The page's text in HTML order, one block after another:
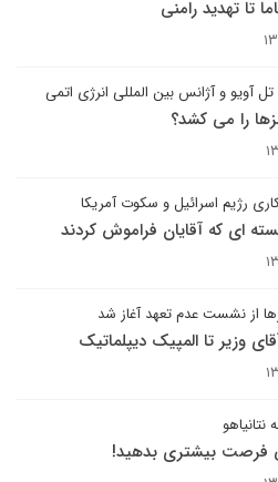
تا تهدید رامنی
آویو و آژانس بین المللی انرژی اتمی
را می کشد؟
رژیم اسرائیل و سکوت آمریکا
ای که آقایان فراموش کردند
از نشست عدم تعهد آغاز شد
وزیر تا المپیک دیپلماتیک
فرصت بیشتری بدهید!